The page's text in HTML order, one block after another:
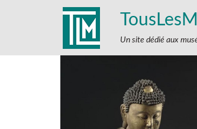
Un site dédié aux